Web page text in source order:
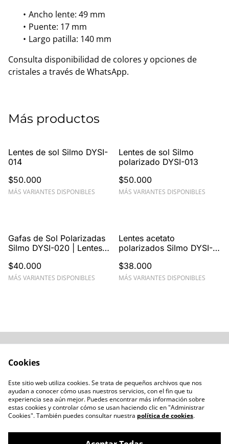
Ancho lente: 49 mm
Puente: 17 mm
Largo patilla: 140 mm
Consulta disponibilidad de colores y opciones de
cristales a través de WhatsApp.
Más productos
Lentes de sol Silmo DYSI-
014
$50.000
MÁS VARIANTES DISPONIBLES
Lentes de sol Silmo
polarizado DYSI-013
$50.000
MÁS VARIANTES DISPONIBLES
Gafas de Sol Polarizadas
Silmo DYSI-020 | Lentes
$40.000
MÁS VARIANTES DISPONIBLES
Lentes acetato
polarizados Silmo DYSI-
$38.000
MÁS VARIANTES DISPONIBLES
Condiciones
Política de Privacidad
Política de Cookies
Blogs
Cookies
Este sitio web utiliza cookies. Se trata de pequeños archivos que nos
ayudan a conocer cómo usas nuestros servicios, con el fin que tu
experiencia sea aún mejor. Puedes encontrar más información sobre
estas cookies y controlar cómo se usan haciendo clic en "Administrar
Cookies". También puedes consultar nuestra política de cookies.